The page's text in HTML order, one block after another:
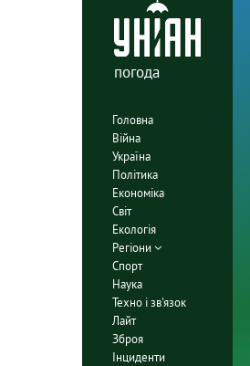
погода
Головна
Війна
Україна
Політика
Економіка
Світ
Екологія
Регіони
Спорт
Наука
Техно і зв'язок
Лайт
Зброя
Інциденти